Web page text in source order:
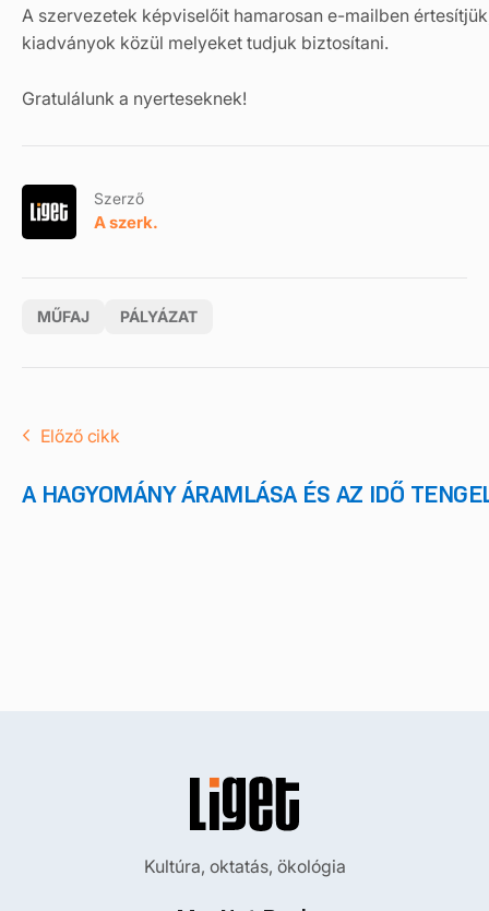
A szervezetek képviselőit hamarosan e-mailben
kiadványok közül melyeket tudjuk biztosítani.
Gratulálunk a nyerteseknek!
Szerző
A szerk.
MŰFAJ PÁLYÁZAT
Előző cikk
A HAGYOMÁNY ÁRAMLÁSA ÉS AZ IDŐ
Kultúra, oktatás, ökológia